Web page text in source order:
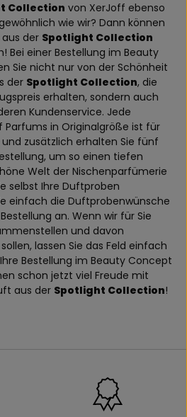
Collection von XerJoff ebenso
wie wir? Dann können
der Spotlight Collection
Bei einer Bestellung im Beauty
Sie nicht nur von der Schönheit
der Spotlight Collection, die
erhalten, sondern auch
Kundenservice. Jede
Parfums in Originalgröße ist für
zusätzlich erhalten Sie fünf
um so einen tiefen
Welt der Nischenparfümerie
selbst Ihre Duftproben
einfach die Duftprobenwünsche
an. Wenn wir für Sie
und davon
lassen Sie das Feld einfach
Bestellung im Beauty Concept
schon jetzt viel Freude mit
aus der Spotlight Collection!